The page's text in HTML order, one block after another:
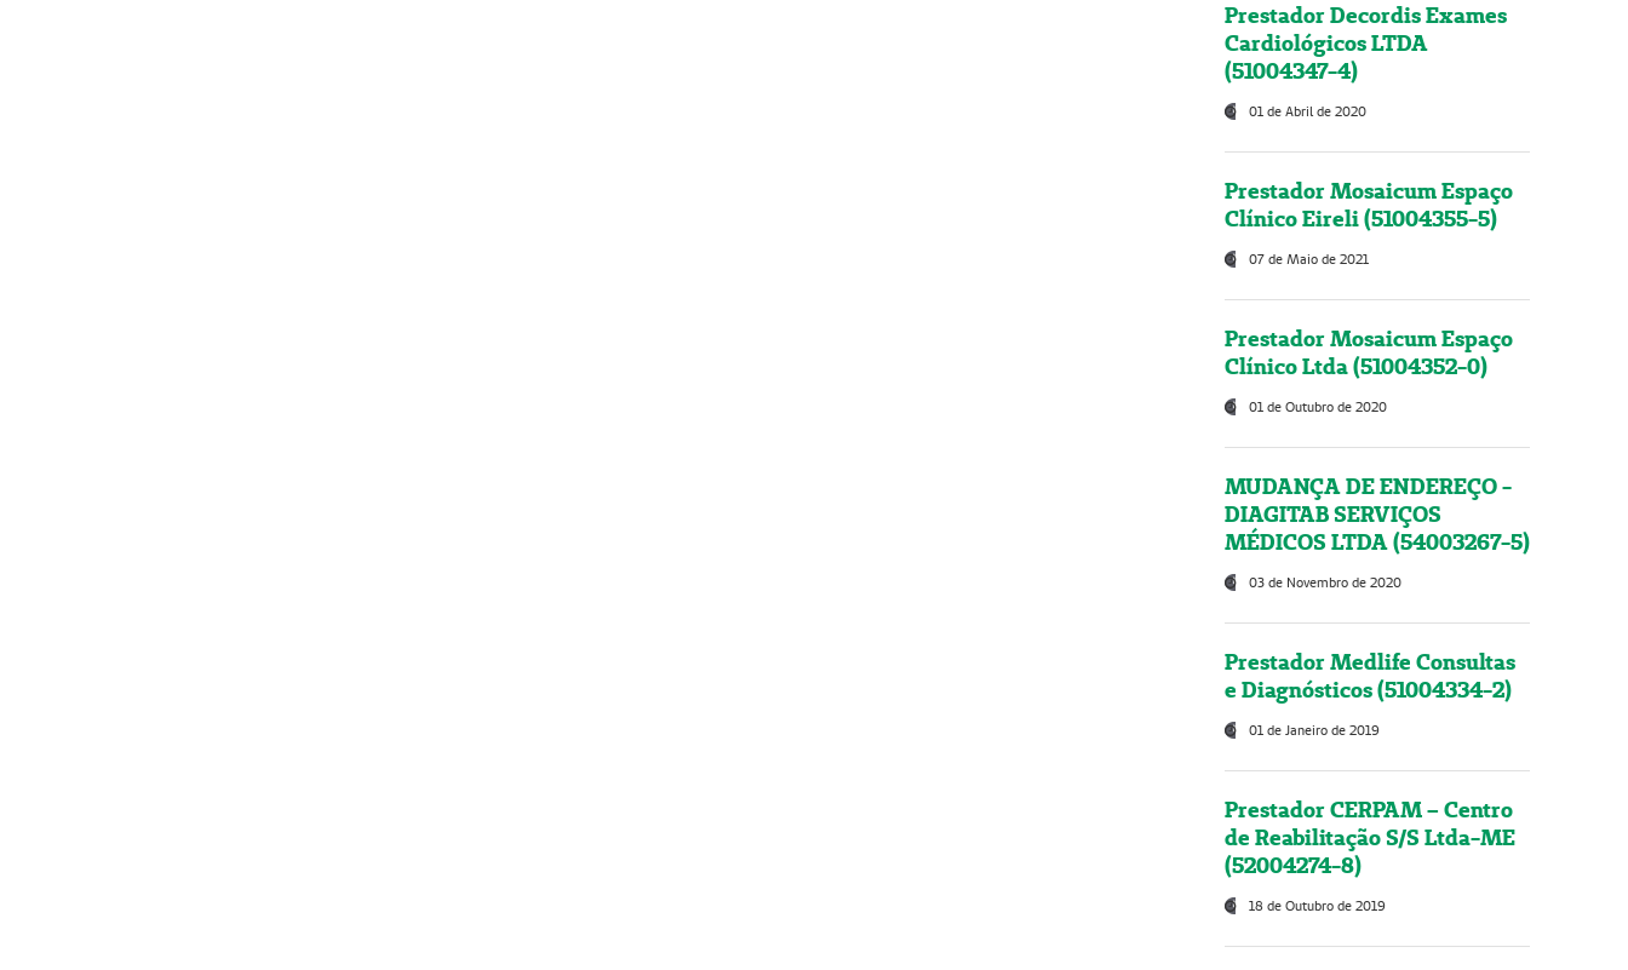
Prestador Decordis Exames
Cardiológicos LTDA
(51004347-4)
01 de Abril de 2020
Prestador Mosaicum Espaço
Clínico Eireli (51004355-5)
07 de Maio de 2021
Prestador Mosaicum Espaço
Clínico Ltda (51004352-0)
01 de Outubro de 2020
MUDANÇA DE ENDEREÇO -
DIAGITAB SERVIÇOS
MÉDICOS LTDA (54003267-5)
03 de Novembro de 2020
Prestador Medlife Consultas
e Diagnósticos (51004334-2)
01 de Janeiro de 2019
Prestador CERPAM – Centro
de Reabilitação S/S Ltda-ME
(52004274-8)
18 de Outubro de 2019